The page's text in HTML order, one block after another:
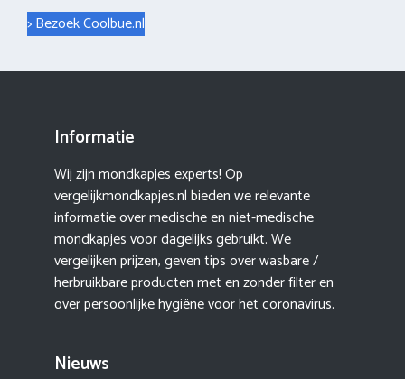
> Bezoek Coolbue.nl
Informatie
Wij zijn mondkapjes experts! Op
vergelijkmondkapjes.nl bieden we relevante
informatie over medische en niet-medische
mondkapjes voor dagelijks gebruikt. We
vergelijken prijzen, geven tips over wasbare /
herbruikbare producten met en zonder filter en
over persoonlijke hygiëne voor het coronavirus.
Nieuws